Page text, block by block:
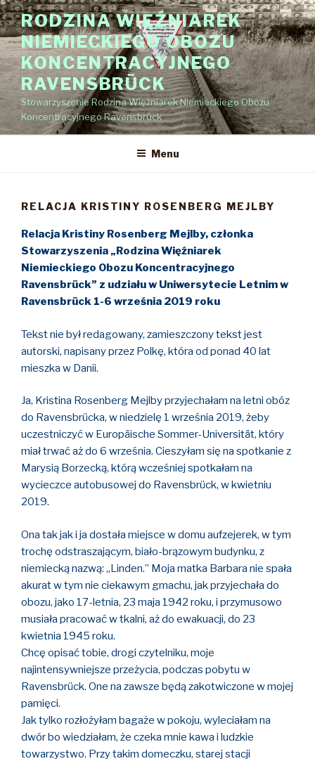
Przejdź
do
treści
RODZINA WIĘŹNIAREK
NIEMIECKIEGO OBOZU
KONCENTRACYJNEGO
RAVENSBRÜCK
Stowarzyszenie Rodzina Więźniarek Niemieckiego Obozu
Koncentracyjnego Ravensbrück
Menu
RELACJA KRISTINY ROSENBERG MEJLBY
Relacja Kristiny Rosenberg Mejlby, członka
Stowarzyszenia „Rodzina Więźniarek
Niemieckiego Obozu Koncentracyjnego
Ravensbrück” z udziału w Uniwersytecie Letnim w
Ravensbrück 1-6 września 2019 roku
Tekst nie był redagowany, zamieszczony tekst jest
autorski, napisany przez Polkę, która od ponad 40 lat
mieszka w Danii.
Ja, Kristina Rosenberg Mejlby przyjechałam na letni obóz
do Ravensbrücka, w niedzielę 1 września 2019, żeby
uczestniczyć w Europäische Sommer-Universität, który
miał trwać aż do 6 września. Cieszyłam się na spotkanie z
Marysią Borzecką, którą wcześniej spotkałam na
wycieczce autobusowej do Ravensbrück, w kwietniu
2019.
Ona tak jak i ja dostała miejsce w domu aufzejerek, w tym
trochę odstraszającym, biało-brązowym budynku, z
niemiecką nazwą: „Linden.” Moja matka Barbara nie spała
akurat w tym nie ciekawym gmachu, jak przyjechała do
obozu, jako 17-letnia, 23 maja 1942 roku, i przymusowo
musiała pracować w tkalni, aż do ewakuacji, do 23
kwietnia 1945 roku.
Chcę opisać tobie, drogi czytelniku, moje
najintensywniejsze przeżycia, podczas pobytu w
Ravensbrück. One na zawsze będą zakotwiczone w mojej
pamięci.
Jak tylko rozłożyłam bagaże w pokoju, wyleciałam na
dwór bo wiedziałam, że czeka mnie kawa i ludzkie
towarzystwo. Przy takim domeczku, starej stacji